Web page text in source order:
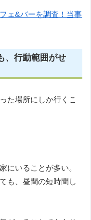
ェ&バーを調査！当事
、行動範囲がせ
た場所にしか行くこ
にいることが多い。
も、昼間の短時間し